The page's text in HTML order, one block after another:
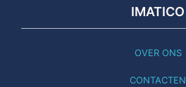
IMATICO
OVER ONS
CONTACTEN